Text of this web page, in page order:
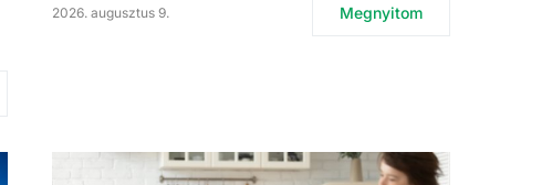
2026. augusztus 9. Megnyitom